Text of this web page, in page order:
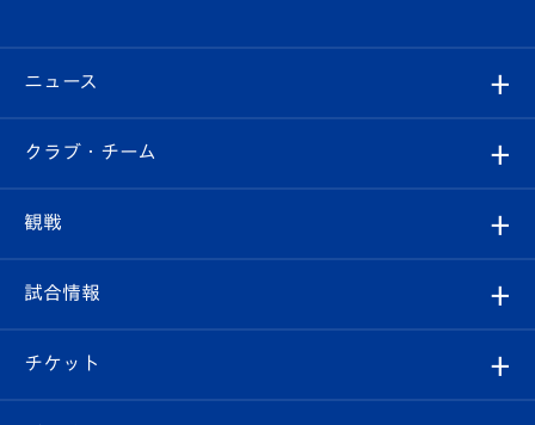
ニュース
すべて
クラブ
試合情報
クラブ・チーム
クラブ概要
エンブレム紹介
観戦
観戦ルール
はじめての観戦ガイド
試合情報
試合日程/結果
チケット